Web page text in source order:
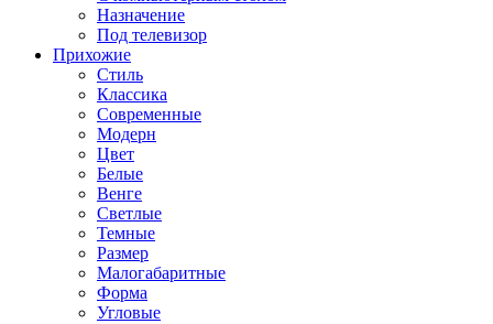
Назначение
Под телевизор
Прихожие
Стиль
Классика
Современные
Модерн
Цвет
Белые
Венге
Светлые
Темные
Размер
Малогабаритные
Форма
Угловые